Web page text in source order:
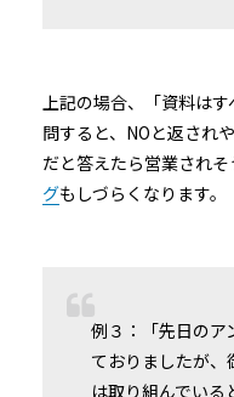
上記の場合、「資料は
問すると、NOと返され
だと答えたら営業されそ
グもしづらくなります。
例３：「先日のア
ておりましたが、
は取り組んでいる